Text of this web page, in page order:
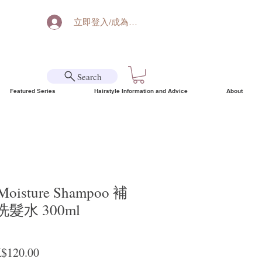
立即登入/成為會員
Search
Featured Series Hairstyle Information and Advice About
Shampoo 補
髮水 300ml
PriceSale Price